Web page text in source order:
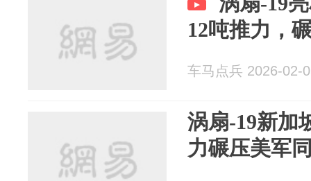
12吨推力，
车马点兵 2026-02-
涡扇-19新加
力碾压美军